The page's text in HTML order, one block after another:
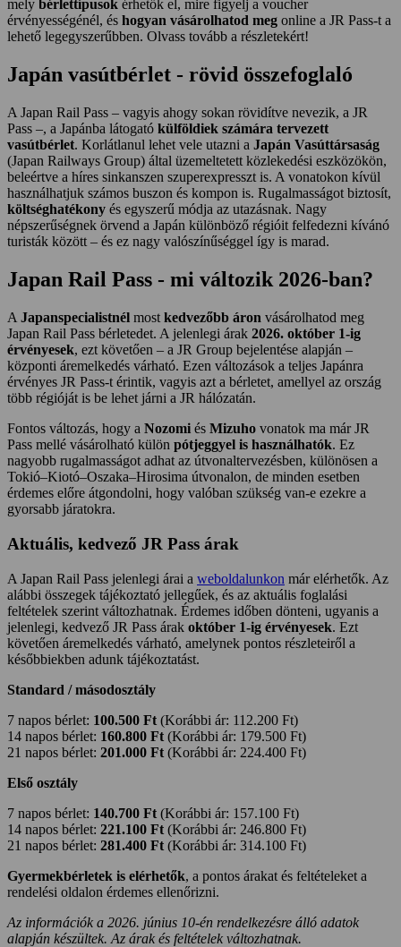
mely bérlettípusok érhetők el, mire figyelj a voucher
érvényességénél, és hogyan vásárolhatod meg online a JR Pass-t a
lehető legegyszerűbben. Olvass tovább a részletekért!
Japán vasútbérlet - rövid összefoglaló
A Japan Rail Pass – vagyis ahogy sokan rövidítve nevezik, a JR
Pass –, a Japánba látogató külföldiek számára tervezett
vasútbérlet. Korlátlanul lehet vele utazni a Japán Vasúttársaság
(Japan Railways Group) által üzemeltetett közlekedési eszközökön,
beleértve a híres sinkanszen szuperexpresszt is. A vonatokon kívül
használhatjuk számos buszon és kompon is. Rugalmasságot biztosít,
költséghatékony és egyszerű módja az utazásnak. Nagy
népszerűségnek örvend a Japán különböző régióit felfedezni kívánó
turisták között – és ez nagy valószínűséggel így is marad.
Japan Rail Pass - mi változik 2026-ban?
A Japanspecialistnél most kedvezőbb áron vásárolhatod meg
Japan Rail Pass bérletedet. A jelenlegi árak 2026. október 1-ig
érvényesek, ezt követően – a JR Group bejelentése alapján –
központi áremelkedés várható. Ezen változások a teljes Japánra
érvényes JR Pass-t érintik, vagyis azt a bérletet, amellyel az ország
több régióját is be lehet járni a JR hálózatán.
Fontos változás, hogy a Nozomi és Mizuho vonatok ma már JR
Pass mellé vásárolható külön pótjeggyel is használhatók. Ez
nagyobb rugalmasságot adhat az útvonaltervezésben, különösen a
Tokió–Kiotó–Oszaka–Hirosima útvonalon, de minden esetben
érdemes előre átgondolni, hogy valóban szükség van-e ezekre a
gyorsabb járatokra.
Aktuális, kedvező JR Pass árak
A Japan Rail Pass jelenlegi árai a weboldalunkon már elérhetők. Az
alábbi összegek tájékoztató jellegűek, és az aktuális foglalási
feltételek szerint változhatnak. Érdemes időben dönteni, ugyanis a
jelenlegi, kedvező JR Pass árak október 1-ig érvényesek. Ezt
követően áremelkedés várható, amelynek pontos részleteiről a
későbbiekben adunk tájékoztatást.
Standard / másodosztály
7 napos bérlet: 100.500 Ft (Korábbi ár: 112.200 Ft)
14 napos bérlet: 160.800 Ft (Korábbi ár: 179.500 Ft)
21 napos bérlet: 201.000 Ft (Korábbi ár: 224.400 Ft)
Első osztály
7 napos bérlet: 140.700 Ft (Korábbi ár: 157.100 Ft)
14 napos bérlet: 221.100 Ft (Korábbi ár: 246.800 Ft)
21 napos bérlet: 281.400 Ft (Korábbi ár: 314.100 Ft)
Gyermekbérletek is elérhetők, a pontos árakat és feltételeket a
rendelési oldalon érdemes ellenőrizni.
Az információk a 2026. június 10-én rendelkezésre álló adatok
alapján készültek. Az árak és feltételek változhatnak.